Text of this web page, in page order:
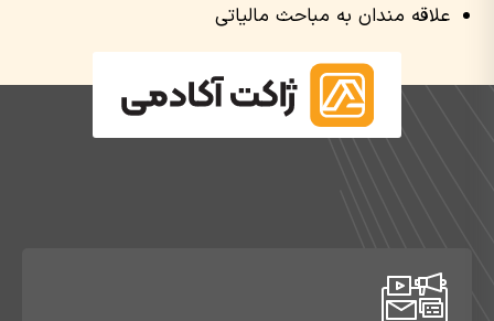
علاقه مندان به مباحث مالیاتی